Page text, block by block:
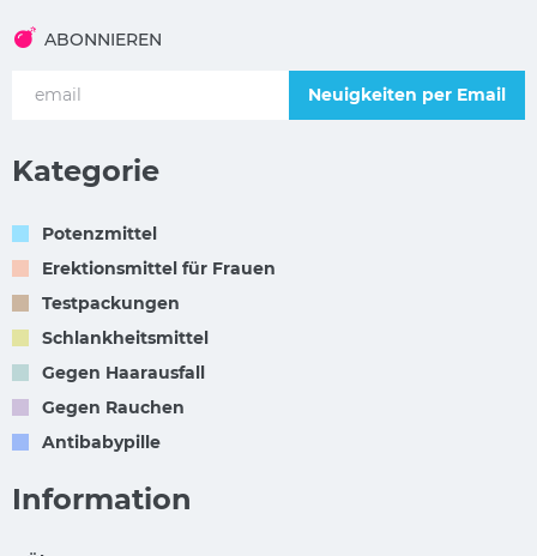
ABONNIEREN
Neuigkeiten per Email
Kategorie
Potenzmittel
Erektionsmittel für Frauen
Testpackungen
Schlankheitsmittel
Gegen Haarausfall
Gegen Rauchen
Antibabypille
Information